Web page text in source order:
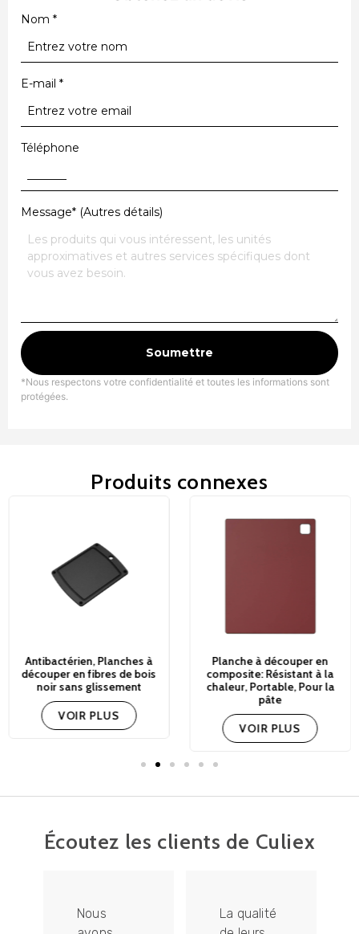
Nom *
E-mail *
Téléphone
Message* (Autres détails)
Soumettre
*Nous respectons votre confidentialité et toutes les informations sont
protégées.
Produits connexes
Antibactérien, Planches à
découper en fibres de bois
noir sans glissement
VOIR PLUS
Planche à découper en
composite: Résistant à la
chaleur, Portable, Pour la
pâte
VOIR PLUS
Écoutez les clients de Culiex
Nous
La qualité